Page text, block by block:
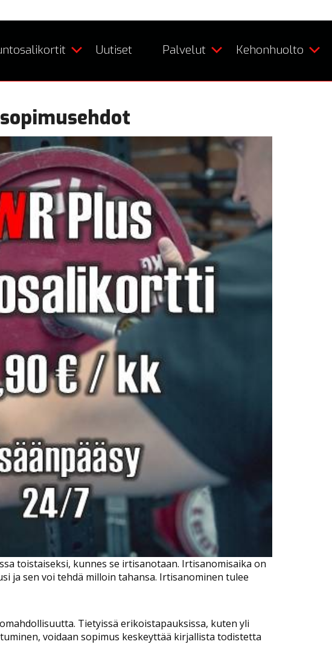
Uutiset Palvelut Kehonhuolto
toistaiseksi, kunnes se irtisanotaan. Irtisanomisaika on
ja sen voi tehdä milloin tahansa. Irtisanominen tulee
Tietyissä erikoistapauksissa, kuten yli
voidaan sopimus keskeyttää kirjallista todistetta